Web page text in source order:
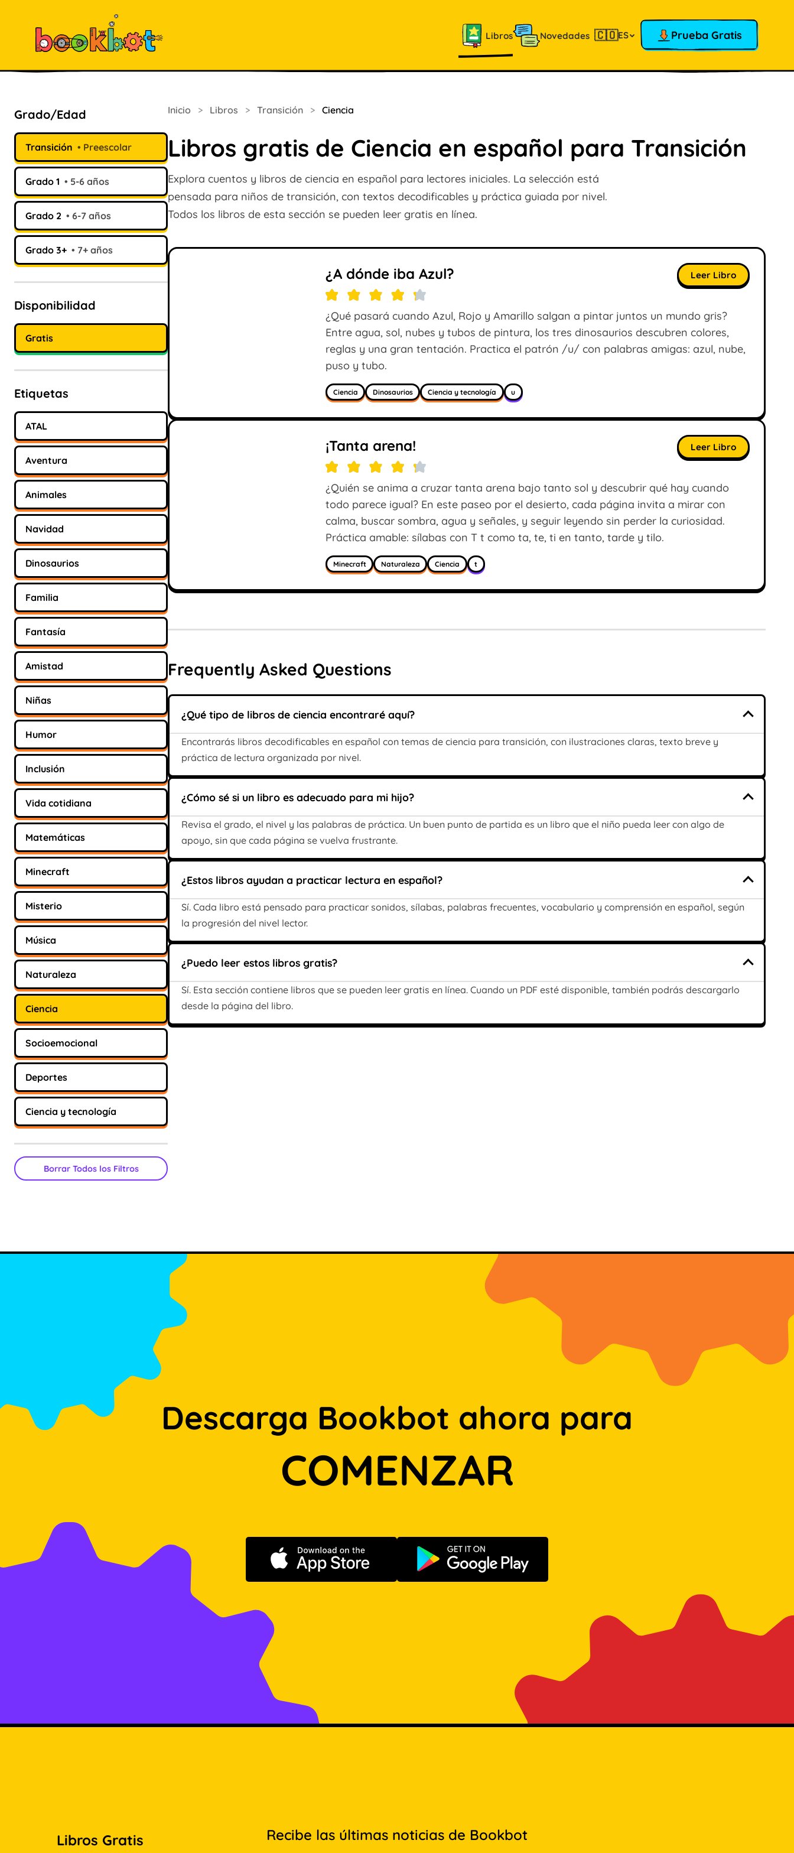
Libros Novedades 🇨🇴ES Prueba Gratis
Grado/Edad
Transición Preescolar
Grado 1 5-6 años
Grado 2 6-7 años
Grado 3+ 7+ años
Disponibilidad
Gratis
Etiquetas
ATAL
Aventura
Animales
Navidad
Dinosaurios
Familia
Fantasía
Amistad
Niñas
Humor
Inclusión
Vida cotidiana
Matemáticas
Minecraft
Misterio
Música
Naturaleza
Ciencia
Socioemocional
Deportes
Ciencia y tecnología
Borrar Todos los Filtros
Inicio > Libros > Transición > Ciencia
Libros gratis de Ciencia en español para Transición
Explora cuentos y libros de ciencia en español para lectores iniciales. La selección está
pensada para niños de transición, con textos decodificables y práctica guiada por nivel.
Todos los libros de esta sección se pueden leer gratis en línea.
¿A dónde iba Azul?
¿Qué pasará cuando Azul, Rojo y Amarillo salgan a pintar juntos un mundo gris?
Entre agua, sol, nubes y tubos de pintura, los tres dinosaurios descubren colores,
reglas y una gran tentación. Practica el patrón /u/ con palabras amigas: azul, nube,
puso y tubo.
Ciencia Dinosaurios Ciencia y tecnología u
Leer Libro
¡Tanta arena!
¿Quién se anima a cruzar tanta arena bajo tanto sol y descubrir qué hay cuando
todo parece igual? En este paseo por el desierto, cada página invita a mirar con
calma, buscar sombra, agua y señales, y seguir leyendo sin perder la curiosidad.
Práctica amable: sílabas con T t como ta, te, ti en tanto, tarde y tilo.
Minecraft Naturaleza Ciencia t
Leer Libro
Frequently Asked Questions
¿Qué tipo de libros de ciencia encontraré aquí?
Encontrarás libros decodificables en español con temas de ciencia para transición, con ilustraciones claras, texto breve y
práctica de lectura organizada por nivel.
¿Cómo sé si un libro es adecuado para mi hijo?
Revisa el grado, el nivel y las palabras de práctica. Un buen punto de partida es un libro que el niño pueda leer con algo de
apoyo, sin que cada página se vuelva frustrante.
¿Estos libros ayudan a practicar lectura en español?
Sí. Cada libro está pensado para practicar sonidos, sílabas, palabras frecuentes, vocabulario y comprensión en español, según
la progresión del nivel lector.
¿Puedo leer estos libros gratis?
Sí. Esta sección contiene libros que se pueden leer gratis en línea. Cuando un PDF esté disponible, también podrás descargarlo
desde la página del libro.
Descarga Bookbot ahora para
COMENZAR
Descargar en App Store Disponible en Google Play
Libros Gratis Recibe las últimas noticias de Bookbot